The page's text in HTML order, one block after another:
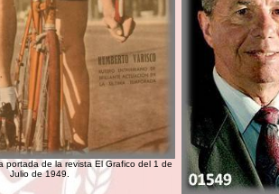
portada de la revista El Grafico del 1 de
Julio de 1949.